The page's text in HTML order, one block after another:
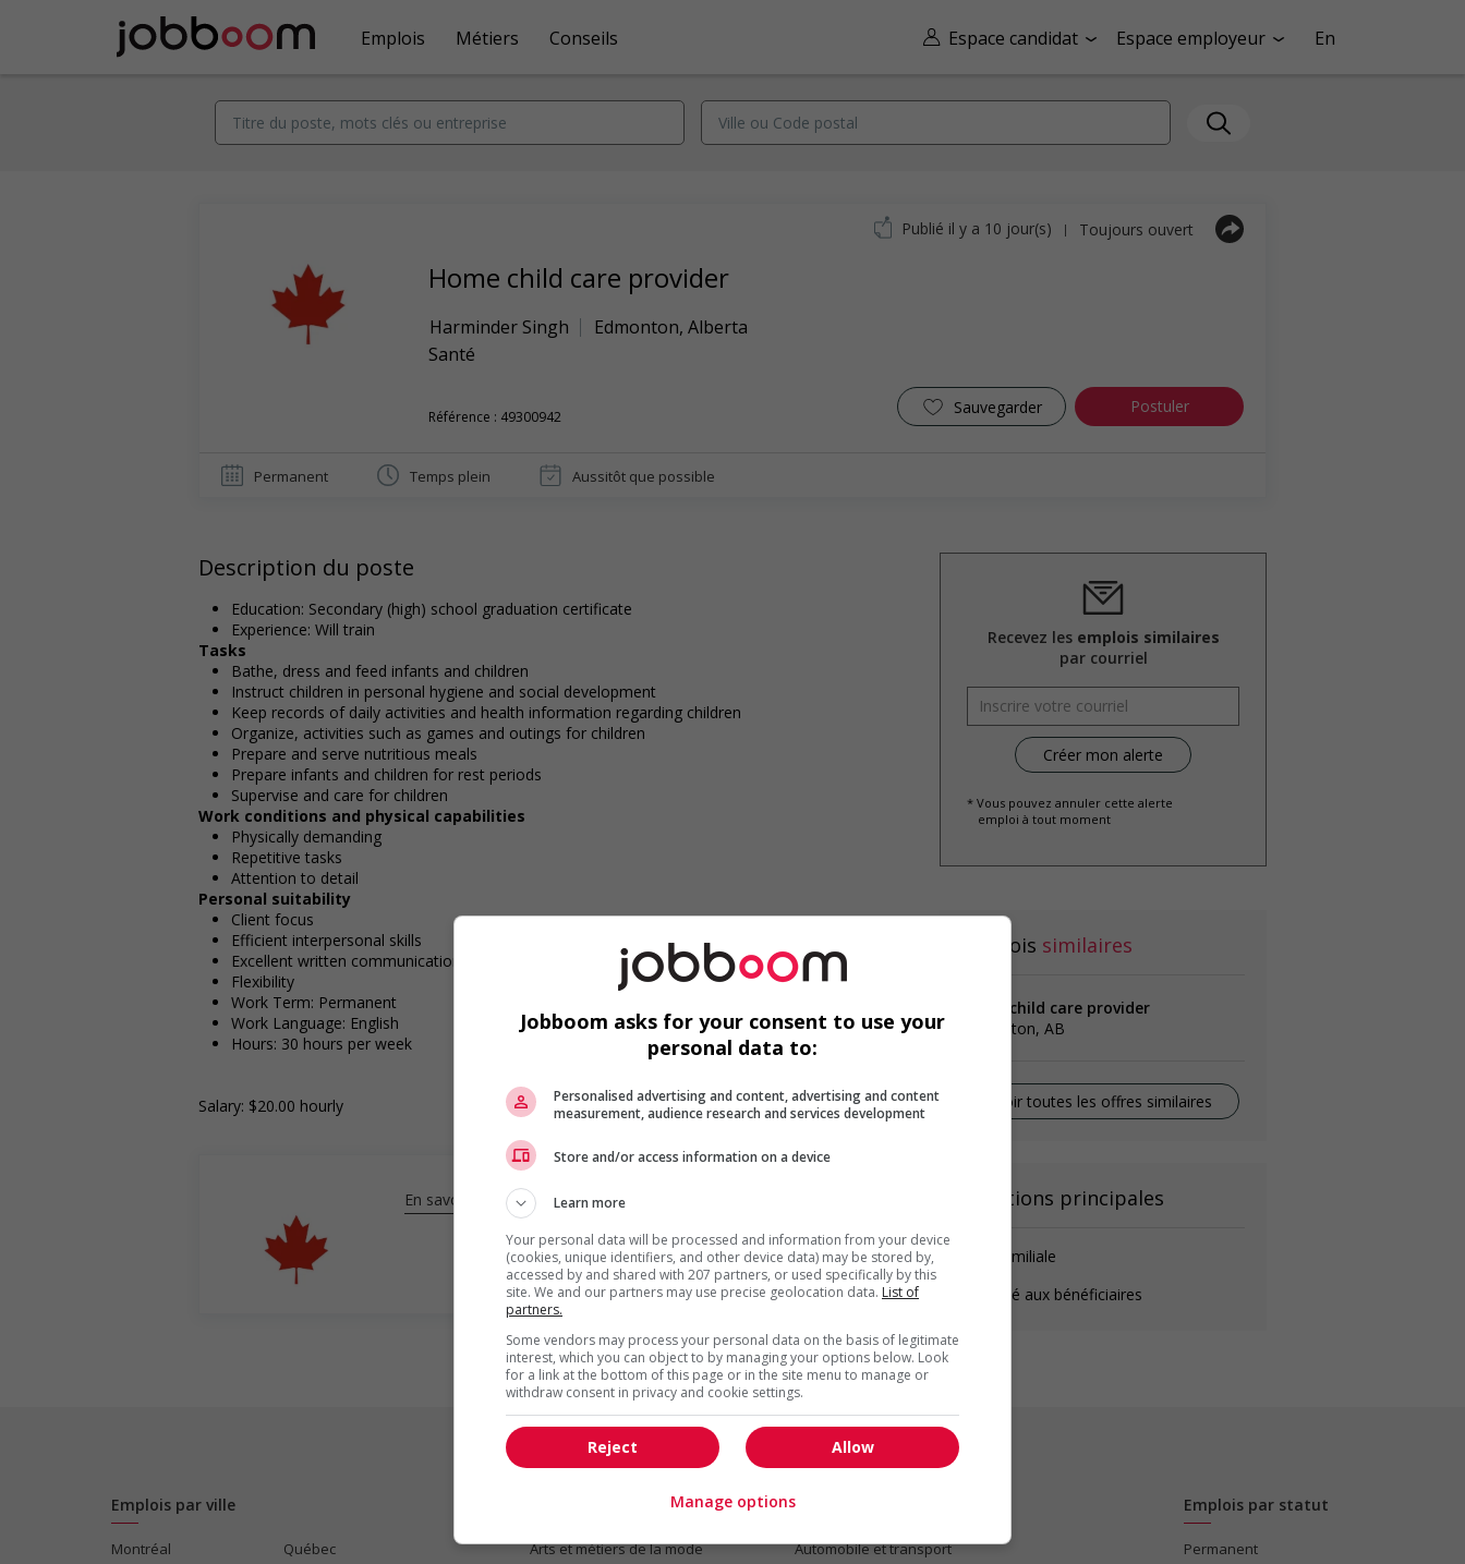
Espace candidat Espace employeur En
Emplois Métiers Conseils
Home child care provider
Harminder Singh Edmonton, Alberta
Santé
Référence : 49300942 Sauvegarder Postuler
Publié il y a 10 jour(s) | Toujours ouvert
Permanent Temps plein Aussitôt que possible
Description du poste
Education: Secondary (high) school graduation certificate
Experience: Will train
Tasks
Bathe, dress and feed infants and children
Instruct children in personal hygiene and social development
Keep records of daily activities and health information regarding children
Organize, activities such as games and outings for children
Prepare and serve nutritious meals
Prepare infants and children for rest periods
Supervise and care for children
Work conditions and physical capabilities
Physically demanding
Repetitive tasks
Attention to detail
Personal suitability
Client focus
Efficient interpersonal skills
Excellent written communication
Flexibility
Work Term: Permanent
Work Language: English
Hours: 30 hours per week
Salary: $20.00 hourly
En savoir plus
Recevez les emplois similaires
par courriel
* Vous pouvez annuler cette alerte
emploi à tout moment
Emplois similaires
home child care provider
Edmonton, AB
Voir toutes les offres similaires
Fonctions principales
Aide-familiale
Préposé aux bénéficiaires
Emplois par ville
Montréal
Québec
Emplois par secteur
Arts et métiers de la mode Automobile et transport
Emplois par statut
Permanent
Jobboom asks for your consent to use your
personal data to:
Personalised advertising and content, advertising and content
measurement, audience research and services development
Store and/or access information on a device
Learn more
Your personal data will be processed and information from your device
(cookies, unique identifiers, and other device data) may be stored by,
accessed by and shared with 207 partners, or used specifically by this
site. We and our partners may use precise geolocation data. List of
partners.
Some vendors may process your personal data on the basis of legitimate
interest, which you can object to by managing your options below. Look
for a link at the bottom of this page or in the site menu to manage or
withdraw consent in privacy and cookie settings.
Allow
Reject
Manage options